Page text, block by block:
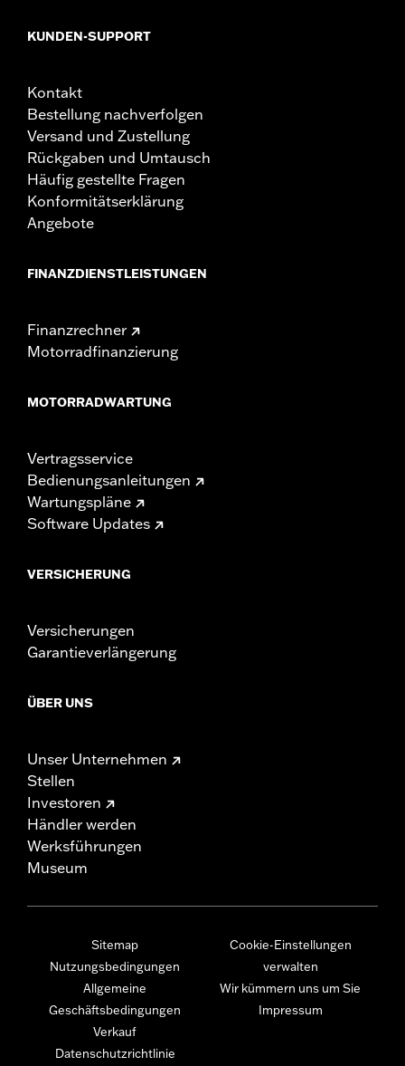
KUNDEN-SUPPORT
Kontakt
Bestellung nachverfolgen
Versand und Zustellung
Rückgaben und Umtausch
Häufig gestellte Fragen
Konformitätserklärung
Angebote
FINANZDIENSTLEISTUNGEN
Finanzrechner
Motorradfinanzierung
MOTORRADWARTUNG
Vertragsservice
Bedienungsanleitungen
Wartungspläne
Software Updates
VERSICHERUNG
Versicherungen
Garantieverlängerung
ÜBER UNS
Unser Unternehmen
Stellen
Investoren
Händler werden
Werksführungen
Museum
Sitemap
Nutzungsbedingungen
Allgemeine
Geschäftsbedingungen
Verkauf
Datenschutzrichtlinie
Cookie-Einstellungen
verwalten
Wir kümmern uns um Sie
Impressum